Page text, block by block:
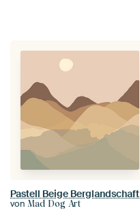
Pastell Beige Berglandschaft
von Mad Dog Art